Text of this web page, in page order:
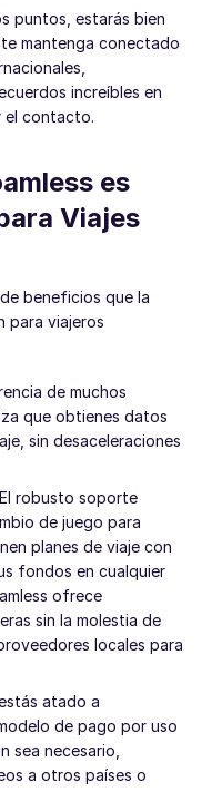
puntos, estarás bien
mantenga conectado
increíbles en
el contacto.
es
Viajes
beneficios que la
para viajeros
de muchos
que obtienes datos
sin desaceleraciones
robusto soporte
de juego para
planes de viaje con
fondos en cualquier
ofrece
sin la molestia de
locales para
atado a
de pago por uso
sea necesario,
a otros países o